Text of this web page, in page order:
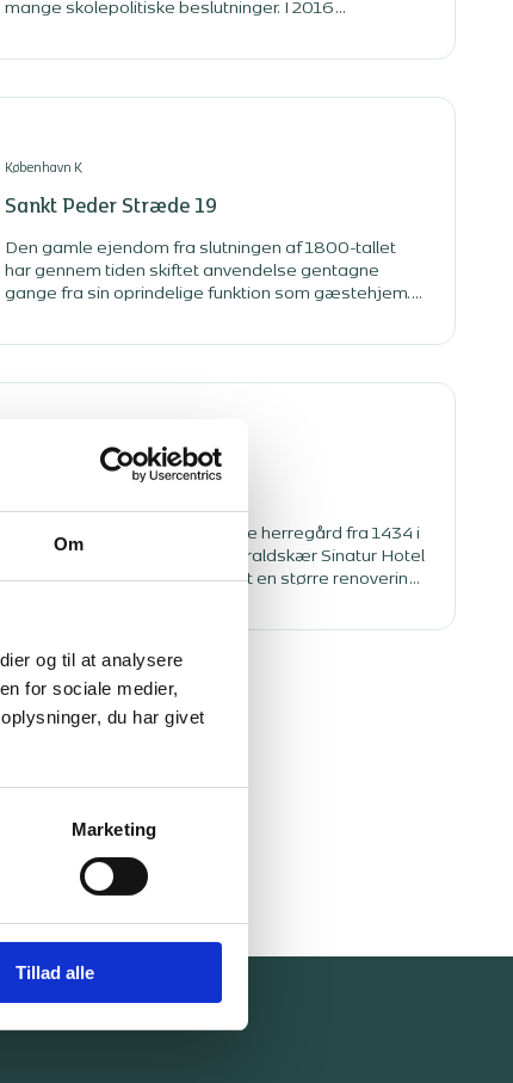
Om
og til at analysere
for sociale medier,
du har givet
Marketing
Tillad alle
mange skolepolitiske beslutninger. I 2016
København K
Sankt Peder Stræde 19
Den gamle ejendom fra slutningen af 1800-tallet
har gennem tiden skiftet anvendelse gentagne
gange fra sin oprindelige funktion som gæstehjem.
Den smukke, bevaringsværdige herregård fra 1434 i
Vejle Ådal, som i dag huser Haraldskær Sinatur Hotel
& Konference har gennemgået en større renovering.